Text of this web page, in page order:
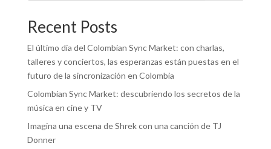
Recent Posts
El último día del Colombian Sync Market: con charlas,
talleres y conciertos, las esperanzas están puestas en el
futuro de la sincronización en Colombia
Colombian Sync Market: descubriendo los secretos de la
música en cine y TV
Imagina una escena de Shrek con una canción de TJ
Donner